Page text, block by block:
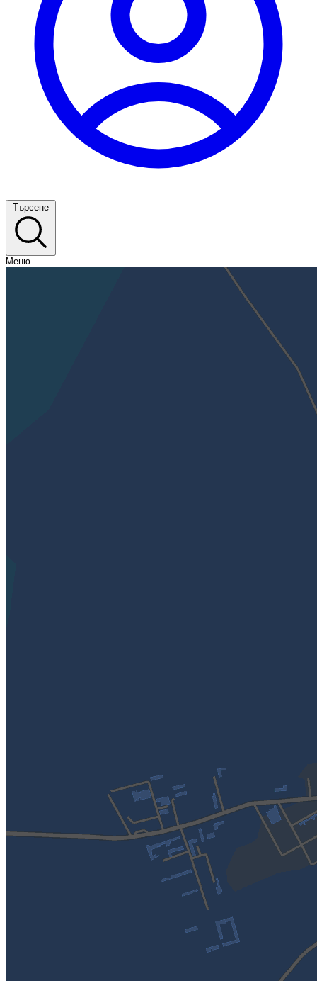
Търсене
Меню